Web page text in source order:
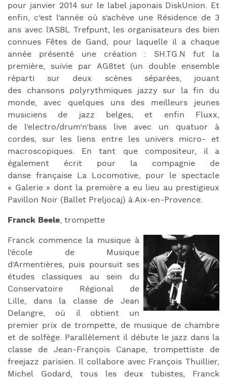
pour janvier 2014 sur le label japonais DiskUnion. Et
enfin, c’est l’année où s’achève une Résidence de 3
ans avec l’ASBL Trefpunt, les organisateurs des bien
connues Fêtes de Gand, pour laquelle il a chaque
année présenté une création : SH.TG.N fut la
première, suivie par AG8tet (un double ensemble
réparti sur deux scènes séparées, jouant
des chansons polyrythmiques jazzy sur la fin du
monde, avec quelques uns des meilleurs jeunes
musiciens de jazz belges, et enfin Fluxx,
de l’electro/drum’n’bass live avec un quatuor à
cordes, sur les liens entre les univers micro- et
macroscopiques. En tant que compositeur, il a
également écrit pour la compagnie de
danse française La Locomotive, pour le spectacle
« Galerie » dont la première a eu lieu au prestigieux
Pavillon Noir (Ballet Preljocaj) à Aix-en-Provence.
Franck Beele, trompette
Franck commence la musique à
l’école de Musique
d’Armentières, puis poursuit ses
études classiques au sein du
Conservatoire Régional de
Lille, dans la classe de Jean
Delangre, où il obtient un
premier prix de trompette, de musique de chambre
et de solfège. Parallèlement il débute le jazz dans la
classe de Jean-François Canape, trompettiste de
freejazz parisien. Il collabore avec François Thuillier,
Michel Godard, tous les deux tubistes, Franck